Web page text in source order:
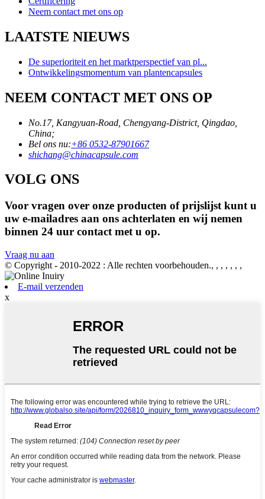
Neem contact met ons op
LAATSTE NIEUWS
De superioriteit en het marktperspectief van pl...
Ontwikkelingsmomentum van plantencapsules
NEEM CONTACT MET ONS OP
No.17, Kangyuan-Road, Chengyang-District, Qingdao,
China;
Bel ons nu:+86 0532-87901667
shichang@chinacapsule.com
VOLG ONS
Voor vragen over onze producten of prijslijst kunt u
uw e-mailadres aan ons achterlaten en wij nemen
binnen 24 uur contact met u op.
Vraag nu aan
© Copyright - 2010-2022 : Alle rechten voorbehouden., , , , , , ,
E-mail verzenden
x